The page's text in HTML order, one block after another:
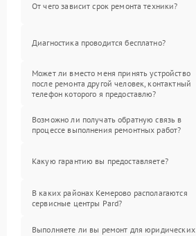
От чего зависит срок ремонта техники?
Диагностика проводится бесплатно?
Может ли вместо меня принять устройство
после ремонта другой человек, контактный
телефон которого я предоставлю?
Возможно ли получать обратную связь в
процессе выполнения ремонтных работ?
Какую гарантию вы предоставляете?
В каких районах Кемерово располагаются
сервисные центры Pard?
Выполняете ли вы ремонт для юридических